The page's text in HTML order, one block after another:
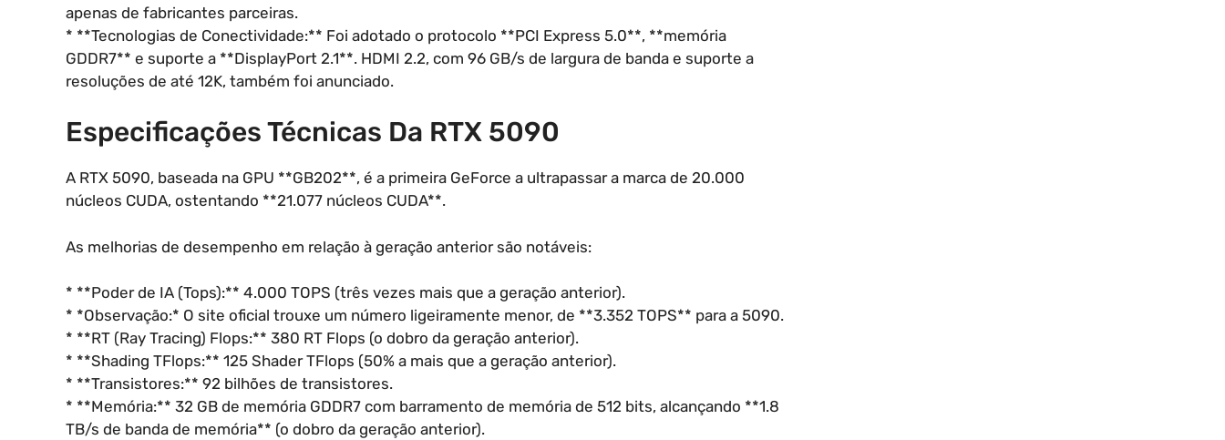
apenas de fabricantes parceiras.
* **Tecnologias de Conectividade:** Foi adotado o protocolo **PCI Express 5.0**, **memória
GDDR7** e suporte a **DisplayPort 2.1**. HDMI 2.2, com 96 GB/s de largura de banda e suporte a
resoluções de até 12K, também foi anunciado.
Especificações Técnicas Da RTX 5090
A RTX 5090, baseada na GPU **GB202**, é a primeira GeForce a ultrapassar a marca de 20.000
núcleos CUDA, ostentando **21.077 núcleos CUDA**.
As melhorias de desempenho em relação à geração anterior são notáveis:
* **Poder de IA (Tops):** 4.000 TOPS (três vezes mais que a geração anterior).
* *Observação:* O site oficial trouxe um número ligeiramente menor, de **3.352 TOPS** para a 5090.
* **RT (Ray Tracing) Flops:** 380 RT Flops (o dobro da geração anterior).
* **Shading TFlops:** 125 Shader TFlops (50% a mais que a geração anterior).
* **Transistores:** 92 bilhões de transistores.
* **Memória:** 32 GB de memória GDDR7 com barramento de memória de 512 bits, alcançando **1.8
TB/s de banda de memória** (o dobro da geração anterior).